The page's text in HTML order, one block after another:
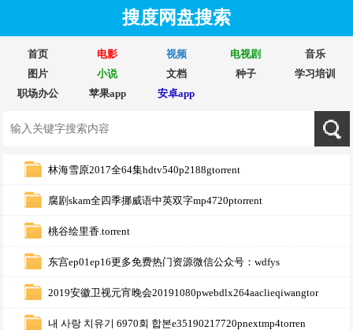
搜度网盘搜索
首页 电影 视频 电视剧
音乐
图片
小说 文档 种子
学习培训
职场办公
苹果app 安卓app
林海雪原2017全64集hdtv540p2188gtorrent
腐剧skam全四季挪威语中英双字mp4720ptorrent
桃谷绘里香.torrent
东宫ep01ep16更多免费热门资源微信公众号：wdfys
2019安徽卫视元宵晚会20191080pwebdlx264aaclieqiwangtor
내 사랑 치유기 6970회 합본e35190217720pnextmp4torren